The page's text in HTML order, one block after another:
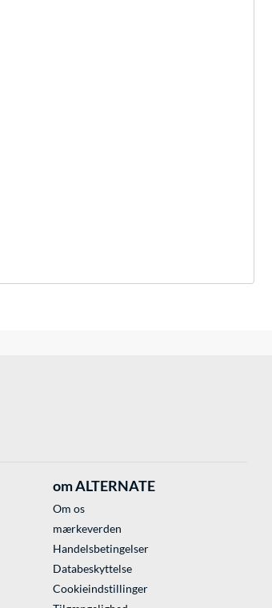
om ALTERNATE
Om os
mærkeverden
Handelsbetingelser
Databeskyttelse
Cookieindstillinger